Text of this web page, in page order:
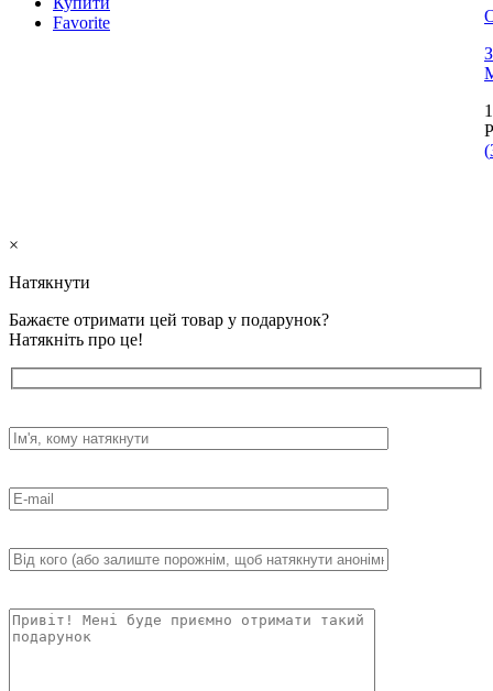
Favorite
(
×
Натякнути
Бажаєте отримати цей товар у подарунок?
Натякніть про це!